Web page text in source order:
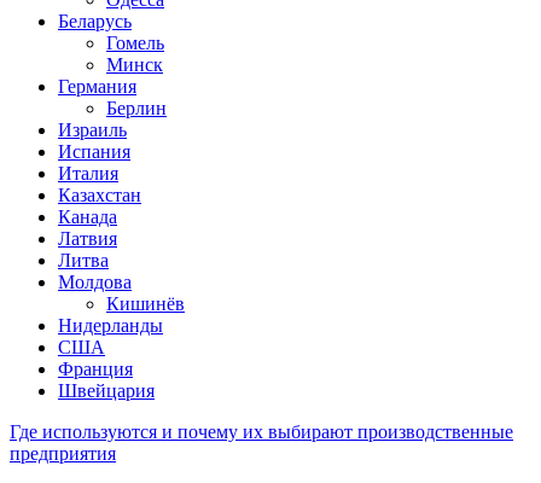
Беларусь
Гомель
Минск
Германия
Берлин
Израиль
Испания
Италия
Казахстан
Канада
Латвия
Литва
Молдова
Кишинёв
Нидерланды
США
Франция
Швейцария
Где используются и почему их выбирают производственные
предприятия